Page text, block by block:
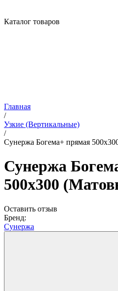
Каталог товаров
Главная
/
Узкие (Вертикальные)
/
Сунержа Богема+ прямая
Сунержа
500х300
Оставить отзыв
Бренд:
Сунержа